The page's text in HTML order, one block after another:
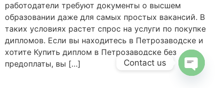
работодатели требуют документы о высшем
образовании даже для самых простых вакансий. В
таких условиях растет спрос на услуги по покупке
дипломов. Если вы находитесь в Петрозаводске и
хотите Купить диплом в Петрозаводске без
предоплаты, вы […]
Contact us